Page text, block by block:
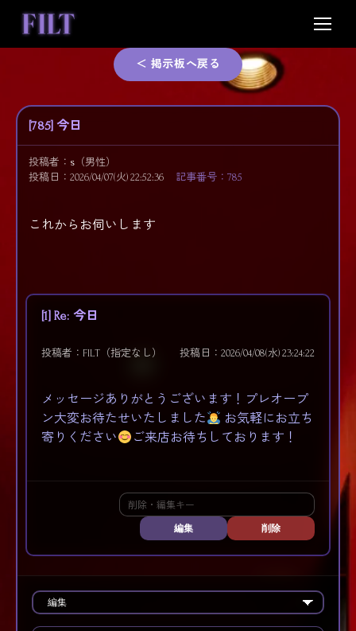
content
＜ 掲示板へ戻る
[785] 今日
投稿者： s （男性）
投稿日：2026/04/07(火) 22:52:36
記事番号：785
これからお伺いします
[1] Re: 今日
投稿者：FILT（指定なし） 投稿日：2026/04/08(水) 23:24:22
メッセージありがとうございます！プレオープ
ン大変お待たせいたしました
お気軽にお立ち
寄りください
ご来店お待ちしております！
編集 削除